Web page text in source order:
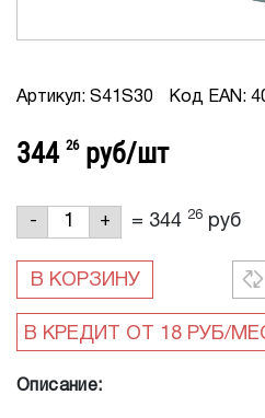
Артикул: S41S30 Код EAN:
344 26 руб/шт
- + = 344 26 руб
В КОРЗИНУ
Описание: